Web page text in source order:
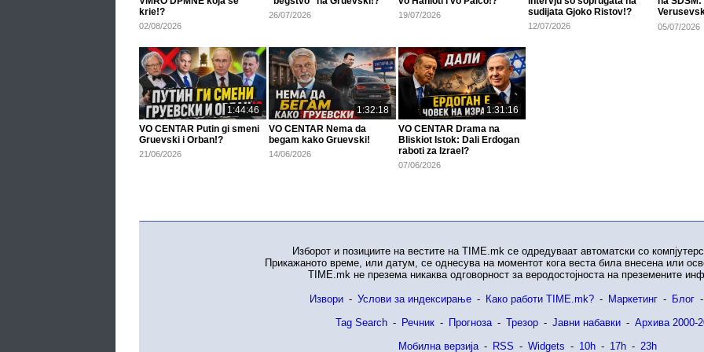
krie!?
02/08/2026
26/07/2026 19/07/2026
sudijata Gjoko Ristov!?
12/07/2026
opozicija?
05/07/2026
1:44:46
VO CENTAR Putin gi smeni
Gruevski i Orban!?
21/06/2026
1:32:18
VO CENTAR Nema da
begam kako Gruevski!
14/06/2026
1:31:16
VO CENTAR Drama na
Bliskiot Istok: Dali Erdogan
raboti za Izrael?
07/06/2026
Изборот и позициите на вестите на TIME.mk се одредуваат автоматски со
Прикажаното време, или датум, се однесува на моментот кога веста била внесена или
TIME.mk не презема никаква одговорност за веродостојноста на преземените
Извори - Услови за индексирање - Како работи TIME.mk? - Маркетинг - Блог -
Tag Search - Речник - Прогноза - Трезор - Јавни набавки - Архива 2000-
Мобилна верзија - RSS - Widgets - 10h - 17h - 23h